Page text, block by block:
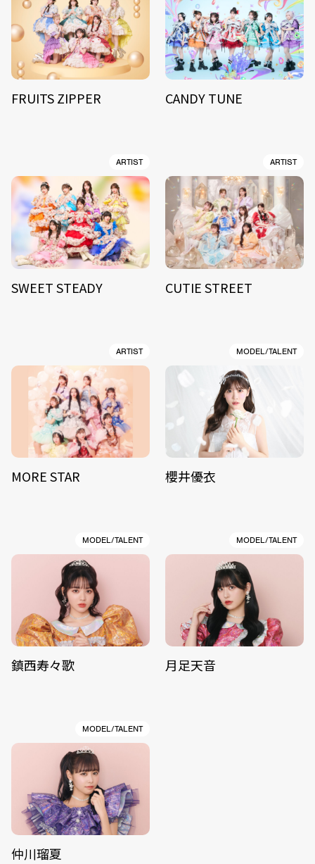
FRUITS ZIPPER CANDY TUNE
ARTIST
SWEET STEADY
ARTIST
CUTIE STREET
ARTIST
MORE STAR
MODEL/TALENT
櫻井優衣
MODEL/TALENT
鎮西寿々歌
MODEL/TALENT
月足天音
MODEL/TALENT
仲川瑠夏